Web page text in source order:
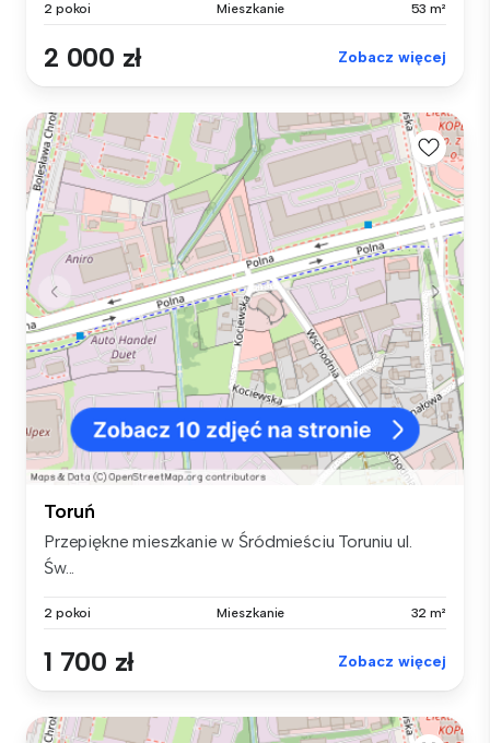
2 pokoi Mieszkanie 53 m²
2 000 zł Zobacz więcej
Toruń
Przepiękne mieszkanie w Śródmieściu Toruniu ul.
Św...
2 pokoi Mieszkanie 32 m²
1 700 zł Zobacz więcej